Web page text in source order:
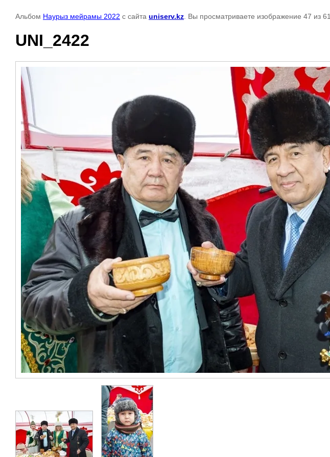
Альбом Наурыз мейрамы 2022 с сайта uniserv.kz . Вы просматриваете изображение 47 из 61
UNI_2422